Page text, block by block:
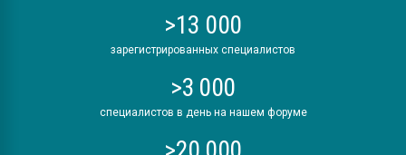
>13 000
зарегистрированных специалистов
>3 000
специалистов в день на нашем форуме